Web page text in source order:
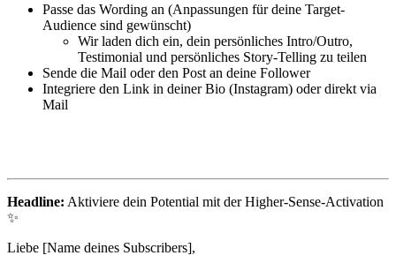
Passe das Wording an (Anpassungen für deine Target-
Audience sind gewünscht)
Wir laden dich ein, dein persönliches Intro/Outro,
Testimonial und persönliches Story-Telling zu teilen
Sende die Mail oder den Post an deine Follower
Integriere den Link in deiner Bio (Instagram) oder direkt via
Mail
Headline: Aktiviere dein Potential mit der Higher-Sense-Activation
✨
Liebe [Name deines Subscribers],